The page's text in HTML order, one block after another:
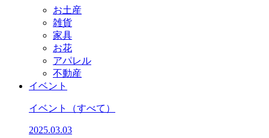
お土産
雑貨
家具
お花
アパレル
不動産
イベント
イベント （すべて）
2025.03.03